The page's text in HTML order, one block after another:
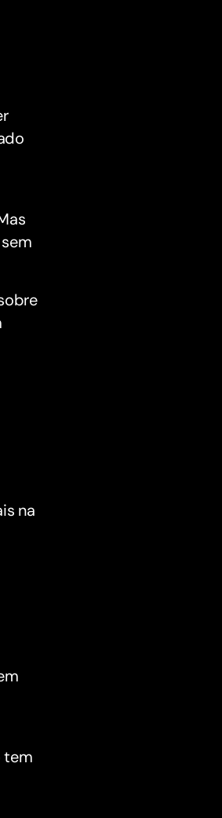
na
tem